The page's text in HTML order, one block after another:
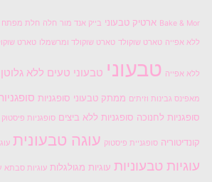
Bake & Mor ארטיק טבעוני בייק אנד מור חלה חלת מפתח
ללא אפייה טארט שוקולד טארט שוקולד ומרשמלו טארט
ללא אפייה טבעוני טבעוני טעים ללא גלוטן
מאפינס גבינות וזיתים ממתק טבעוני סופגניות
סופגניות לחנוכה סופגניות ללא ביצים סופגניות
קונדיטוריה סופגניית פיסטוק עוגה טבעונית
עוגיות טבעוניות עוגיות מגולגלות עוגיות סבתא